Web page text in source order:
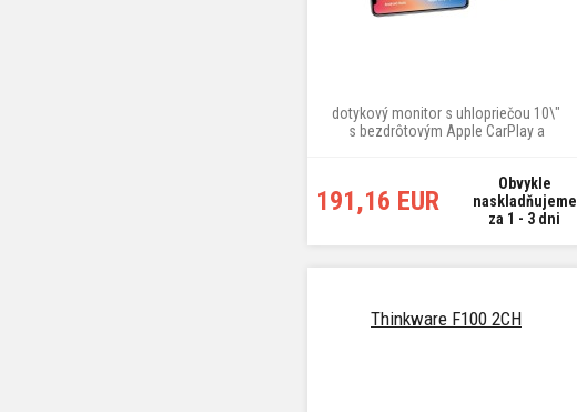
dotykový monitor s uhlopriečou 10\"
s bezdrôtovým Apple CarPlay a
191,16 EUR
Obvykle
naskladňujeme
za 1 - 3 dni
Thinkware F100 2CH